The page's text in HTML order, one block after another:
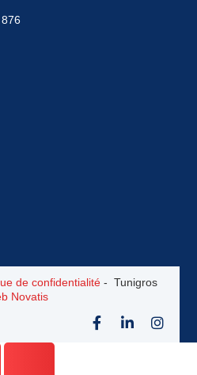
de confidentialité- Tunigros
Novatis